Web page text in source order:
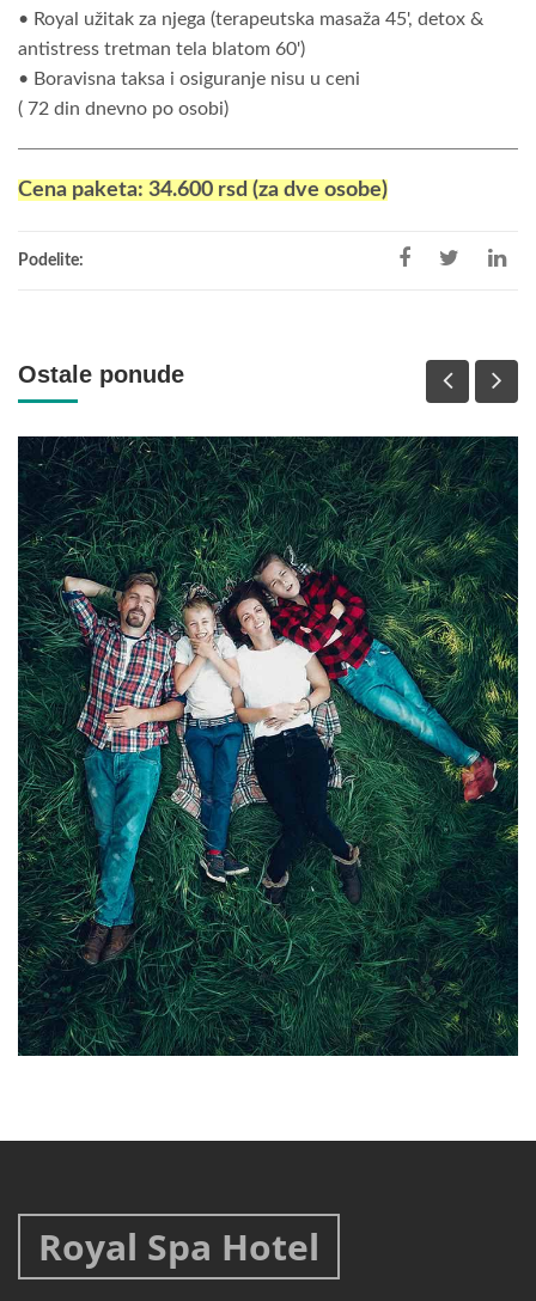
• Royal užitak za njega (terapeutska masaža 45', detox &
antistress tretman tela blatom 60')
• Boravisna taksa i osiguranje nisu u ceni
( 72 din dnevno po osobi)
Cena paketa: 34.600 rsd (za dve osobe)
Podelite:
Ostale ponude
Royal Spa Hotel